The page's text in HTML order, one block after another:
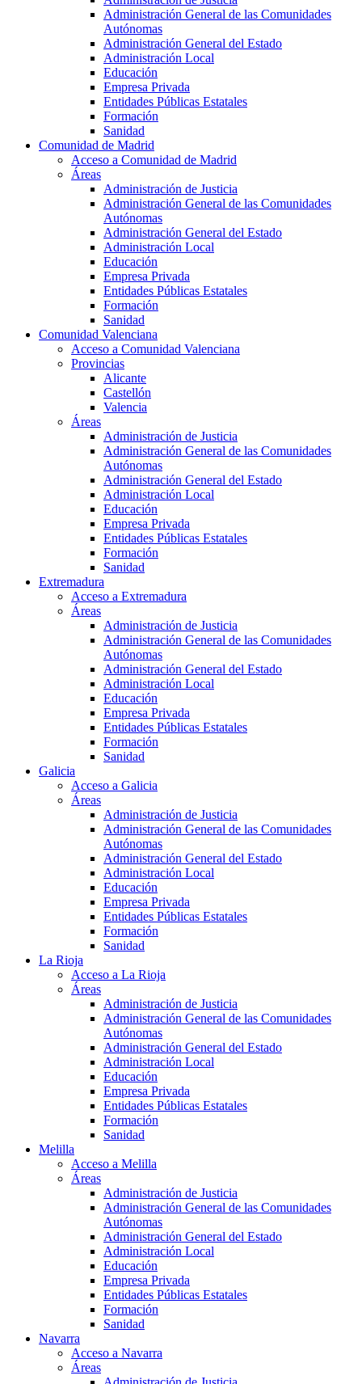
Administración General de las Comunidades
Autónomas
Administración General del Estado
Administración Local
Educación
Empresa Privada
Entidades Públicas Estatales
Formación
Sanidad
Comunidad de Madrid
Acceso a Comunidad de Madrid
Áreas
Administración de Justicia
Administración General de las Comunidades
Autónomas
Administración General del Estado
Administración Local
Educación
Empresa Privada
Entidades Públicas Estatales
Formación
Sanidad
Comunidad Valenciana
Acceso a Comunidad Valenciana
Provincias
Alicante
Castellón
Valencia
Áreas
Administración de Justicia
Administración General de las Comunidades
Autónomas
Administración General del Estado
Administración Local
Educación
Empresa Privada
Entidades Públicas Estatales
Formación
Sanidad
Extremadura
Acceso a Extremadura
Áreas
Administración de Justicia
Administración General de las Comunidades
Autónomas
Administración General del Estado
Administración Local
Educación
Empresa Privada
Entidades Públicas Estatales
Formación
Sanidad
Galicia
Acceso a Galicia
Áreas
Administración de Justicia
Administración General de las Comunidades
Autónomas
Administración General del Estado
Administración Local
Educación
Empresa Privada
Entidades Públicas Estatales
Formación
Sanidad
La Rioja
Acceso a La Rioja
Áreas
Administración de Justicia
Administración General de las Comunidades
Autónomas
Administración General del Estado
Administración Local
Educación
Empresa Privada
Entidades Públicas Estatales
Formación
Sanidad
Melilla
Acceso a Melilla
Áreas
Administración de Justicia
Administración General de las Comunidades
Autónomas
Administración General del Estado
Administración Local
Educación
Empresa Privada
Entidades Públicas Estatales
Formación
Sanidad
Navarra
Acceso a Navarra
Áreas